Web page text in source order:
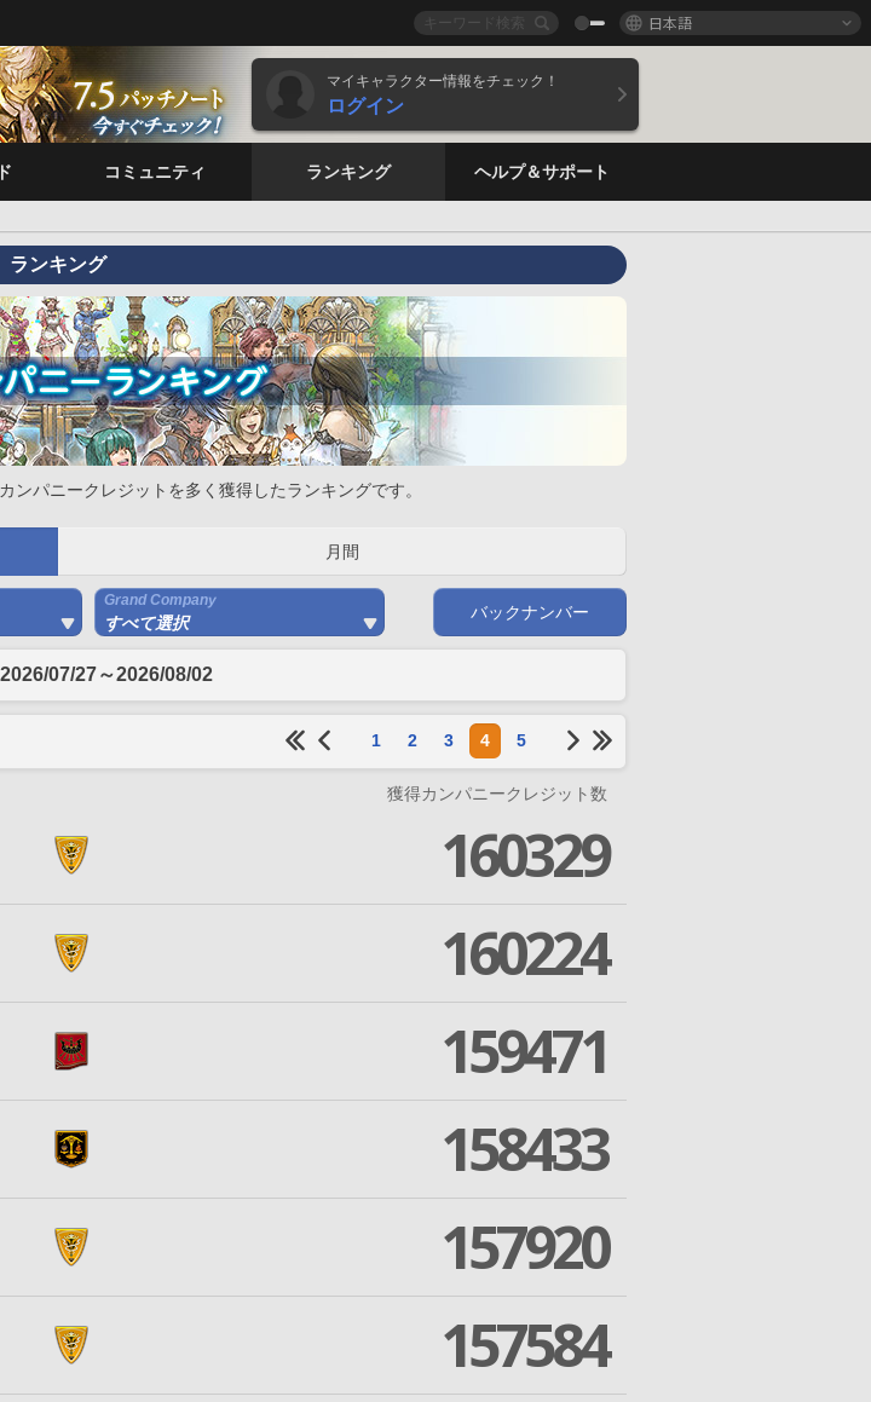
日本語
マイキャラクター情報をチェック！
ログイン
コミュニティ ランキング ヘルプ＆サポート
ランキング
ンパニークレジットを多く獲得したランキングです。
月間
Grand Company
すべて選択
バックナンバー
07/27～2026/08/02
1 2 3 4 5
獲得カンパニークレジット数
160329
160224
159471
158433
157920
157584